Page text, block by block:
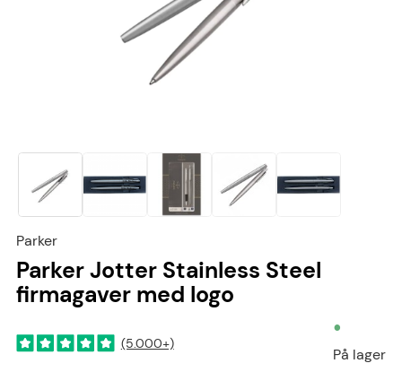
Parker
Parker Jotter Stainless Steel
firmagaver med logo
(5.000+)
•
På lager